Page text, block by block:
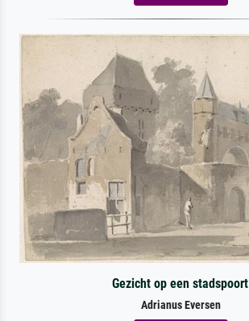
Gezicht op een stadspoort
Adrianus Eversen